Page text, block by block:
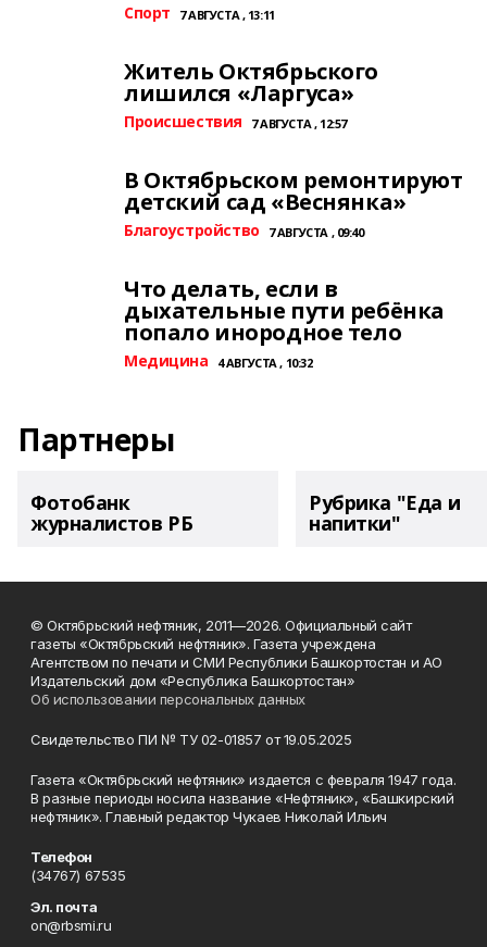
Спорт 7 АВГУСТА , 13:11
Житель Октябрьского
лишился «Ларгуса»
Происшествия 7 АВГУСТА , 12:57
В Октябрьском ремонтируют
детский сад «Веснянка»
Благоустройство 7 АВГУСТА , 09:40
Что делать, если в
дыхательные пути ребёнка
попало инородное тело
Медицина 4 АВГУСТА , 10:32
Партнеры
Фотобанк
журналистов РБ
Рубрика "Еда и
напитки"
© Октябрьский нефтяник, 2011—2026. Официальный сайт
газеты «Октябрьский нефтяник». Газета учреждена
Агентством по печати и СМИ Республики Башкортостан и АО
Издательский дом «Республика Башкортостан»
Об использовании персональных данных
Свидетельство ПИ № ТУ 02-01857 от 19.05.2025
Газета «Октябрьский нефтяник» издается с февраля 1947 года.
В разные периоды носила название «Нефтяник», «Башкирский
нефтяник». Главный редактор Чукаев Николай Ильич
Телефон
(34767) 67535
Эл. почта
on@rbsmi.ru